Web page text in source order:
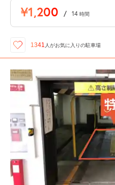
¥1,200 / 14 時間
1341 人がお気に入りの駐車場